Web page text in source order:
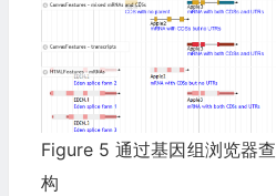
Figure 5 通过基因组浏览器
构